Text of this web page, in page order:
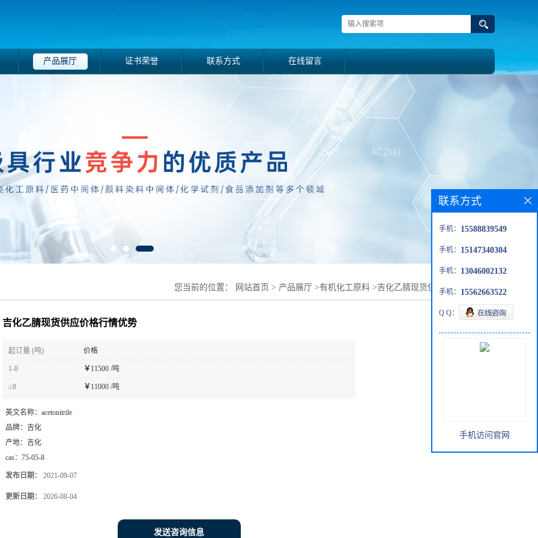
产品展厅 证书荣誉 联系方式 在线留言
您当前的位置： 网站首页 > 产品展厅 >有机化工原料 >吉化乙腈现货供应价格行情优势
吉化乙腈现货供应价格行情优势
起订量 (吨) 价格
1-8 ￥ 11500 /吨
≥8 ￥ 11000 /吨
英文名称： acetonitrile
品牌： 吉化
产地： 吉化
cas： 75-05-8
发布日期： 2021-09-07
更新日期： 2026-08-04
发送咨询信息
联系方式
手机： 15588839549
手机： 15147340304
手机： 13046002132
手机： 15562663522
Q Q：
手机访问官网